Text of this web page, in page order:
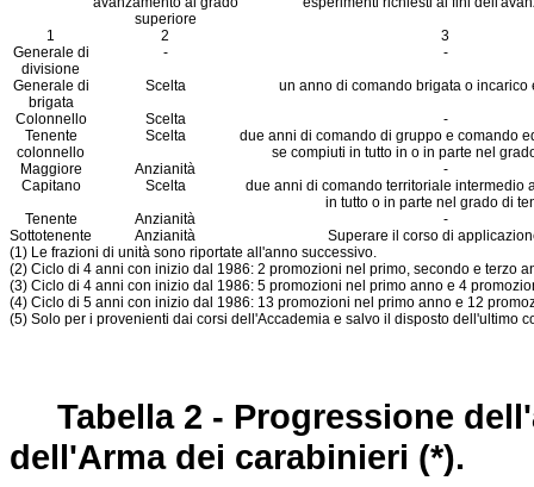
superiore
1
2
3
Generale di
divisione
-
-
Generale di
brigata
Scelta
un anno di comando brigata o incarico
Colonnello
Scelta
-
Tenente
colonnello
Scelta
due anni di comando di gruppo e comando
se compiuti in tutto in o in parte nel
Maggiore
Anzianità
-
Capitano
Scelta
due anni di comando territoriale intermedio
in tutto o in parte nel grado di
Tenente
Anzianità
-
Sottotenente
Anzianità
Superare il corso di
(1) Le frazioni di unità sono riportate all'anno successivo.
(2) Ciclo di 4 anni con inizio dal 1986: 2 promozioni nel primo, secondo e terzo
(3) Ciclo di 4 anni con inizio dal 1986: 5 promozioni nel primo anno e 4
(4) Ciclo di 5 anni con inizio dal 1986: 13 promozioni nel primo anno e 12
(5) Solo per i provenienti dai corsi dell'Accademia e salvo il disposto dell'ultimo
Tabella 2 - Progressione
dell'Arma dei carabinieri (*).